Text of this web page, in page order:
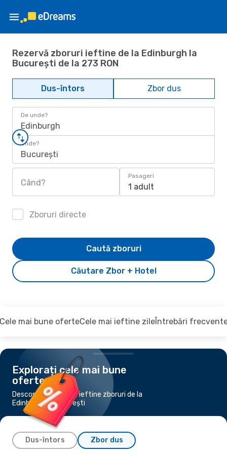
Rezervă zboruri ieftine de la Edinburgh la
București de la 273 RON
Dus-întors Zbor dus
De unde?
Edinburgh
Unde?
București
Când?
Pasageri
1 adult
Zboruri directe
Căutare Zbor + Hotel
Caută zboruri
mai bune oferteCele mai ieftine zileÎntrebări
Explorați cele mai bune
oferte
Descoperiți cele mai ieftine zboruri de la
Edinburgh la București
Dus-întors Zbor dus